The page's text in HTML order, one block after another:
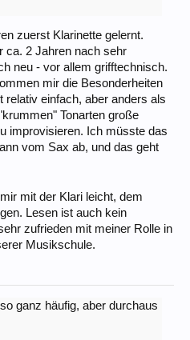
zuerst Klarinette gelernt.
ca. 2 Jahren nach sehr
neu - vor allem grifftechnisch.
mir die Besonderheiten
relativ einfach, aber anders als
Tonarten große
improvisieren. Ich müsste das
vom Sax ab, und das geht
mit der Klari leicht, dem
Lesen ist auch kein
zufrieden mit meiner Rolle in
Musikschule.
ganz häufig, aber durchaus